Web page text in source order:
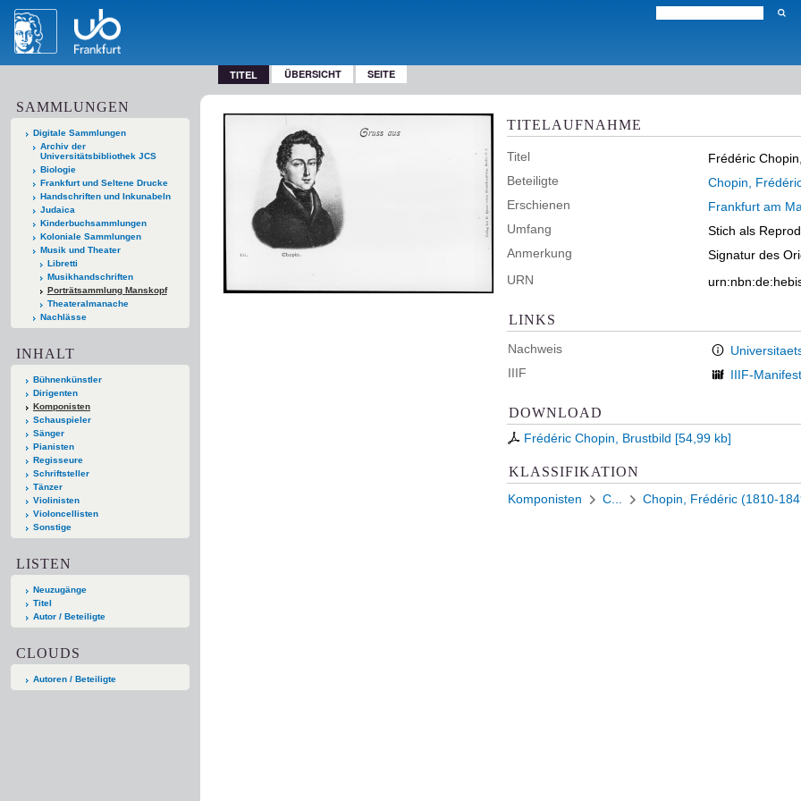
TITEL ÜBERSICHT SEITE
SAMMLUNGEN
Digitale Sammlungen
Archiv der
Universitätsbibliothek JCS
Biologie
Frankfurt und Seltene Drucke
Handschriften und Inkunabeln
Judaica
Kinderbuchsammlungen
Koloniale Sammlungen
Musik und Theater
Libretti
Musikhandschriften
Porträtsammlung Manskopf
Theateralmanache
Nachlässe
INHALT
Bühnenkünstler
Dirigenten
Komponisten
Schauspieler
Sänger
Pianisten
Regisseure
Schriftsteller
Tänzer
Violinisten
Violoncellisten
Sonstige
LISTEN
Neuzugänge
Titel
Autor / Beteiligte
CLOUDS
Autoren / Beteiligte
TITELAUFNAHME
Titel
Frédéric
Beteiligte
Chopin,
Erschienen
Frankfurt am
Umfang
Stich als
Anmerkung
Signatur des
URN
LINKS
Nachweis
IIIF
IIIF-Manifest
DOWNLOAD
Frédéric Chopin, Brustbild [54,99 kb]
KLASSIFIKATION
Komponisten C... Chopin, Frédéric (1810-